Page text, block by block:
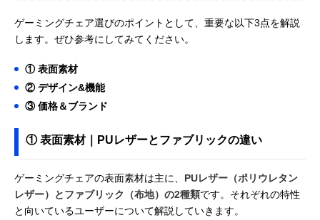
ゲーミングチェア選びのポイントとして、重要な以下3点を解説
します。ぜひ参考にしてみてください。
① 表面素材
② デザイン&機能
③ 価格＆ブランド
① 表面素材｜PUレザーとファブリックの違い
ゲーミングチェアの表面素材は主に、 PUレザー（ポリウレタン
レザー）とファブリック（布地）の2種類です。それぞれの特性
と向いているユーザーについて解説していきます。